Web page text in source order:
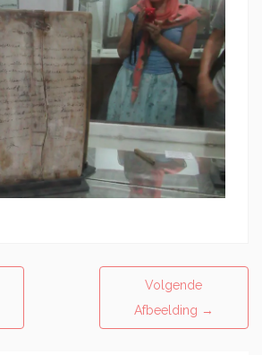
Volgende
Afbeelding →